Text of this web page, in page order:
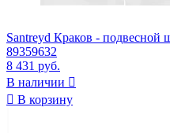
Santreyd Краков - подвесной
89359632
8 431 руб.
В наличии 
 В корзину